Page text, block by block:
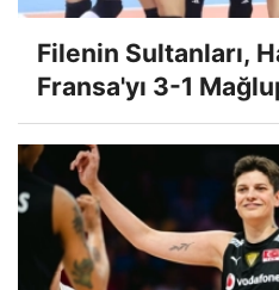
Filenin Sultanları,
Fransa'yı 3-1